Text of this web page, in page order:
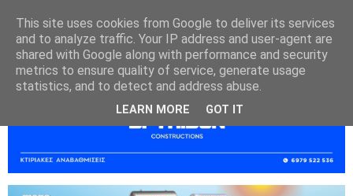
This site uses cookies from Google to deliver its services
and to analyze traffic. Your IP address and user-agent are
shared with Google along with performance and security
metrics to ensure quality of service, generate usage
statistics, and to detect and address abuse.
LEARN MORE GOT IT